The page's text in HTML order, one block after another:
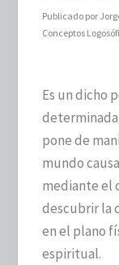
Publicado por
Conceptos
Es un dicho
determinada
pone de
mundo
mediante el
descubrir la
en el plano
espiritual.